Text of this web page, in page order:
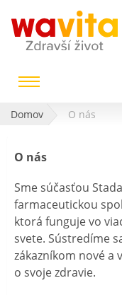
Domov O nás
O nás
Sme súčasťou
farmaceutickou
ktorá funguje vo
svete. Sústredíme
zákazníkom nové a
o svoje zdravie.